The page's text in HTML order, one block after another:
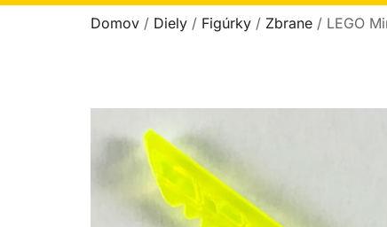
Domov / Diely / Figúrky / Zbrane / LEGO